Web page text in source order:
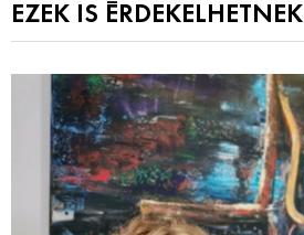
EZEK IS ÉRDEKELHETNEK